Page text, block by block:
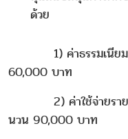
ด้วย
1) ค่าธรรมเนียมก
60,000 บาท
2) ค่าใช้จ่ายรายเ
นวน 90,000 บาท